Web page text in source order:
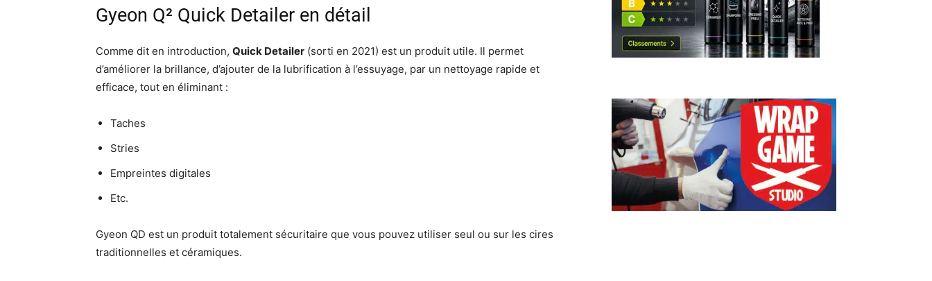
Gyeon Q² Quick Detailer en détail
Comme dit en introduction, Quick Detailer (sorti en 2021) est un produit utile. Il permet
d’améliorer la brillance, d’ajouter de la lubrification à l’essuyage, par un nettoyage rapide et
efficace, tout en éliminant :
Taches
Stries
Empreintes digitales
Etc.
Gyeon QD est un produit totalement sécuritaire que vous pouvez utiliser seul ou sur les cires
traditionnelles et céramiques.